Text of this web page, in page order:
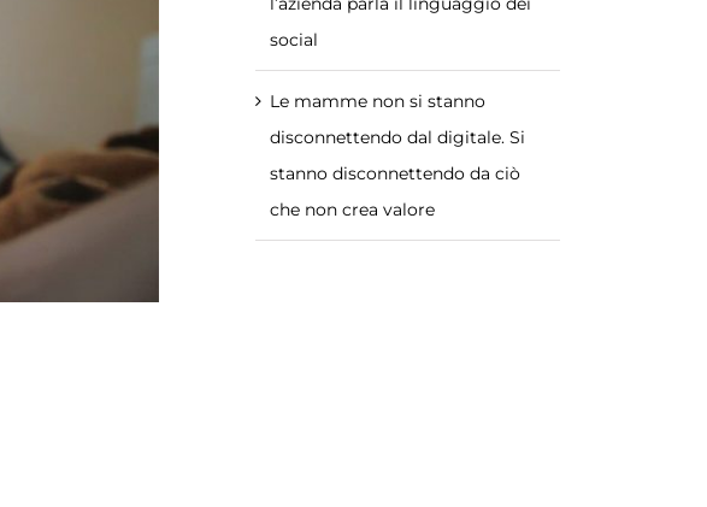
social
Le mamme non si stanno
disconnettendo dal digitale. Si
stanno disconnettendo da ciò
che non crea valore